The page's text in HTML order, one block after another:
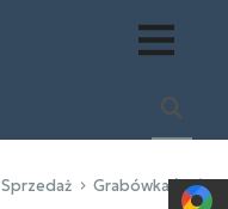
Sprzedaż Grabówka (gw)